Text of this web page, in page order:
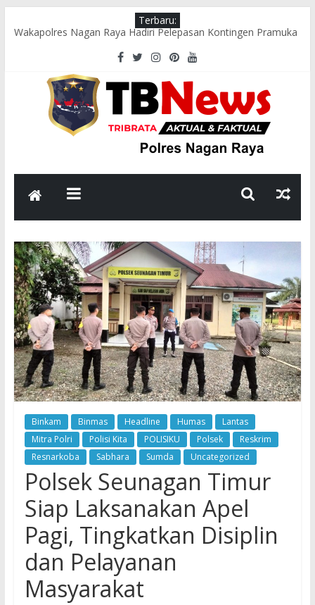
Terbaru:
Wakapolres Nagan Raya Hadiri Pelepasan Kontingen Pramuka
Menuju Cibubur di Pendopo Bupati
Polsek Seunagan Timur Gelar Pengaturan Lalu Lintas Pagi di
Lokasi Rawan Kecelakaan dan Kemacetan
Polsek Tadu Raya Sambangi Dapur MBG, Pastikan Kebersihan
dan Kelayakan Pengolahan Makanan
sambut HUT ke-81 RI, Bhabinkamtibmas Polsek Seunagan
Ajak Warga Kibarkan Bendera Merah Putih
Polsek Kuala Polres Nagan Raya Gelar Patroli dan Sosialisasi
Pencegahan Karhutla
Binkam Binmas Headline Humas
Lantas
Mitra Polri
Polisi Kita POLISIKU Polsek
Reskrim
Resnarkoba
Sabhara Sumda Uncategorized
Polsek Seunagan Timur
Siap Laksanakan Apel
Pagi, Tingkatkan Disiplin
dan Pelayanan
Masyarakat